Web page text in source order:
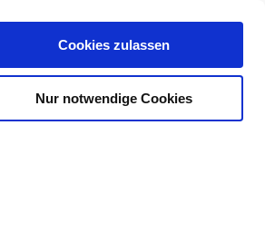
Cookies zulassen
Nur notwendige Cookies
0,00 €